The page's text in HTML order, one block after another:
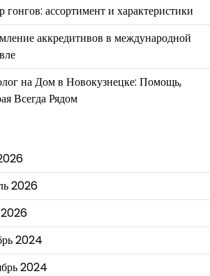
гонгов: ассортимент и характеристики
аккредитивов в международной
на Дом в Новокузнецке: Помощь,
Всегда Рядом
2026
2024
2024